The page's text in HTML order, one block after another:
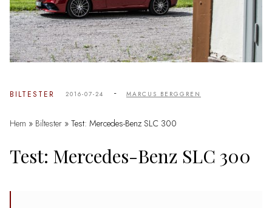
BILTESTER 2016-07-24 - MARCUS BERGGREN
Hem » Biltester » Test: Mercedes-Benz SLC 300
Test: Mercedes-Benz SLC 300